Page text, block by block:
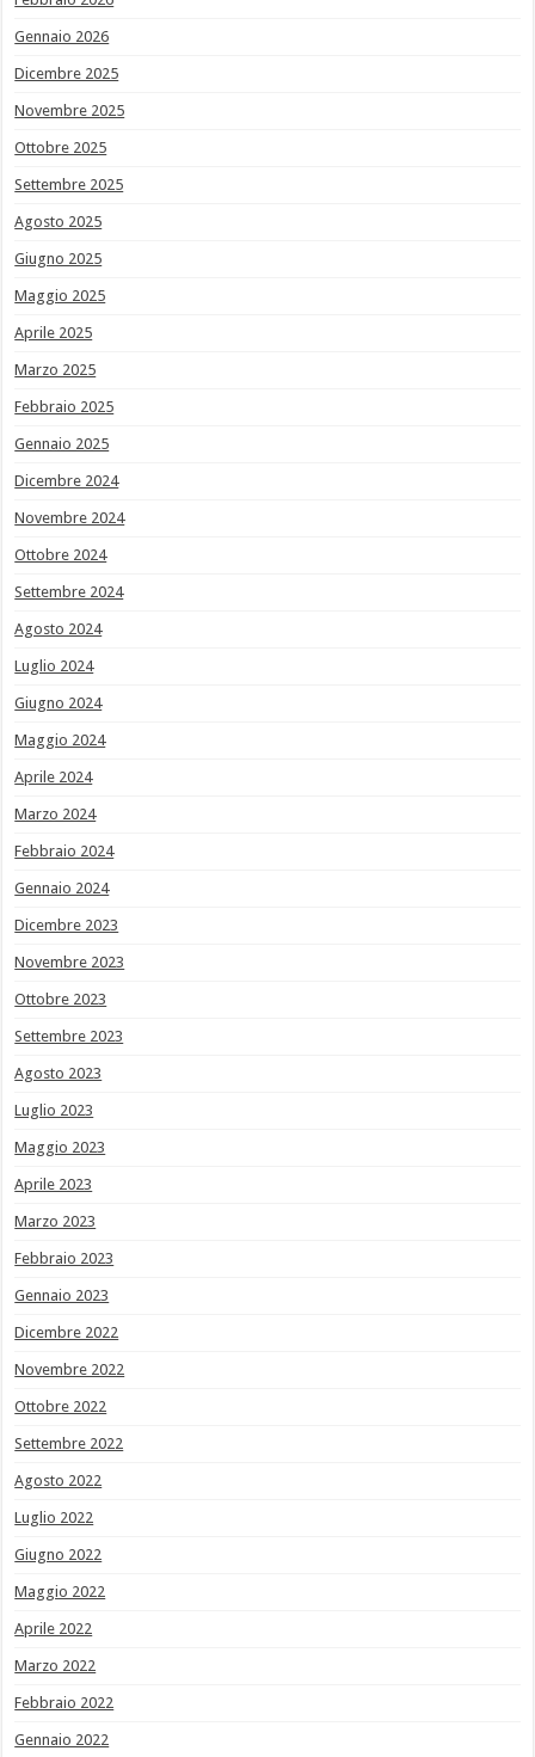
Gennaio 2026
Dicembre 2025
Novembre 2025
Ottobre 2025
Settembre 2025
Agosto 2025
Giugno 2025
Maggio 2025
Aprile 2025
Marzo 2025
Febbraio 2025
Gennaio 2025
Dicembre 2024
Novembre 2024
Ottobre 2024
Settembre 2024
Agosto 2024
Luglio 2024
Giugno 2024
Maggio 2024
Aprile 2024
Marzo 2024
Febbraio 2024
Gennaio 2024
Dicembre 2023
Novembre 2023
Ottobre 2023
Settembre 2023
Agosto 2023
Luglio 2023
Maggio 2023
Aprile 2023
Marzo 2023
Febbraio 2023
Gennaio 2023
Dicembre 2022
Novembre 2022
Ottobre 2022
Settembre 2022
Agosto 2022
Luglio 2022
Giugno 2022
Maggio 2022
Aprile 2022
Marzo 2022
Febbraio 2022
Gennaio 2022